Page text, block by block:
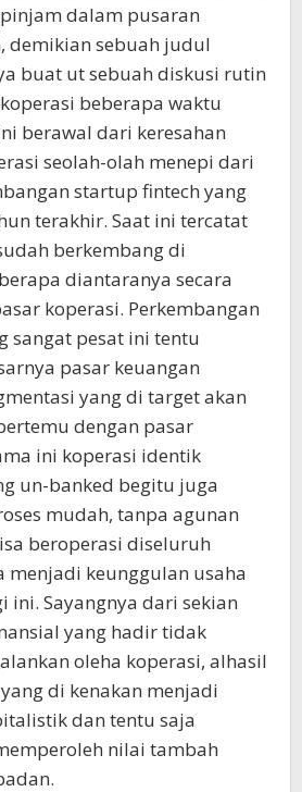
dalam pusaran
demikian sebuah judul
buat ut sebuah diskusi rutin
beberapa waktu
berawal dari keresahan
seolah-olah menepi dari
startup fintech yang
terakhir. Saat ini tercatat
berkembang di
diantaranya secara
koperasi. Perkembangan
sangat pesat ini tentu
pasar keuangan
yang di target akan
dengan pasar
ini koperasi identik
un-banked begitu juga
mudah, tanpa agunan
beroperasi diseluruh
menjadi keunggulan usaha
ini. Sayangnya dari sekian
yang hadir tidak
oleha koperasi, alhasil
di kenakan menjadi
dan tentu saja
nilai tambah